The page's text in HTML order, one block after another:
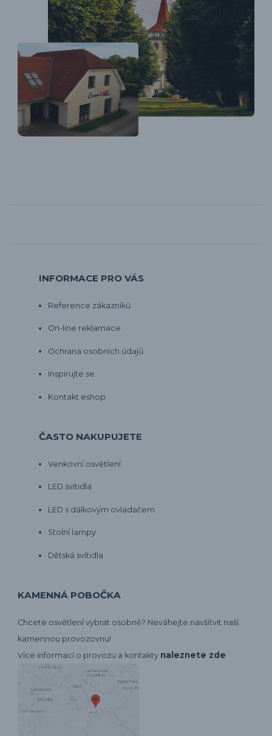
INFORMACE PRO VÁS
Reference zákazníků
On-line reklamace
Ochrana osobních údajů
Inspirujte se
Kontakt eshop
ČASTO NAKUPUJETE
Venkovní osvětlení
LED svítidla
LED s dálkovým ovladačem
Stolní lampy
Dětská svítidla
KAMENNÁ POBOČKA
Chcete osvětlení vybrat osobně? Neváhejte navšítvit naší
kamennou provozovnu!
Více informací o provozu a kontakty naleznete zde